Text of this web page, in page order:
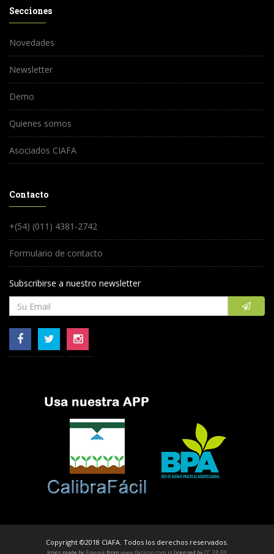
Secciones
Novedades
Newsletter
Demo
Quienes somos
Asociados CIAFA
Contacto
+(54) (011) 4381-2742
Formulario de contacto
Subscribirse a nuestro newsletter
Copyright ©2018 CIAFA. Todos los derechos reservados.